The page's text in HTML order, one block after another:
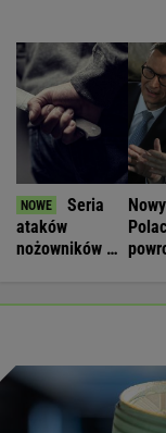
Seria
ataków
nożowników w